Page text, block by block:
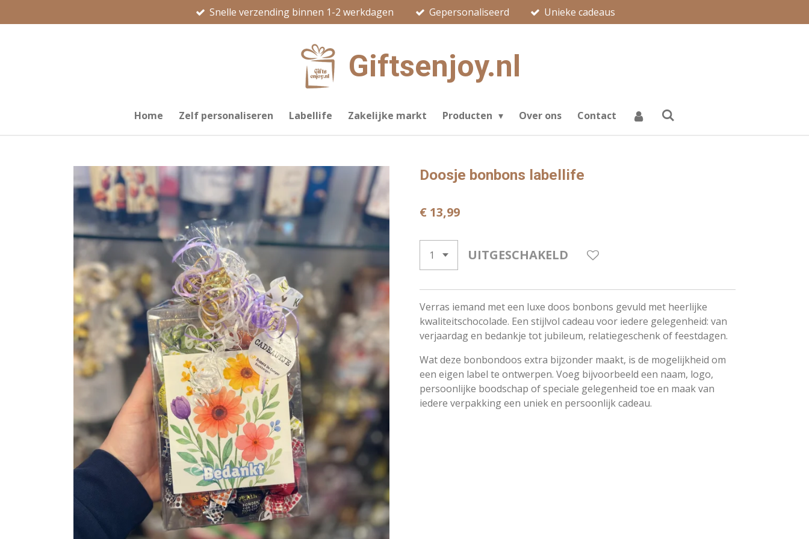
direct
Snelle verzending binnen 1-2 werkdagen Gepersonaliseerd Unieke cadeaus
Giftsenjoy.nl
Home Zelf personaliseren Labellife Zakelijke markt Producten Over ons Contact
Doosje bonbons labellife
€ 13,99
UITGESCHAKELD
Verras iemand met een luxe doos bonbons gevuld met heerlijke
kwaliteitschocolade. Een stijlvol cadeau voor iedere gelegenheid: van
verjaardag en bedankje tot jubileum, relatiegeschenk of feestdagen.
Wat deze bonbondoos extra bijzonder maakt, is de mogelijkheid om
een eigen label te ontwerpen. Voeg bijvoorbeeld een naam, logo,
persoonlijke boodschap of speciale gelegenheid toe en maak van
iedere verpakking een uniek en persoonlijk cadeau.